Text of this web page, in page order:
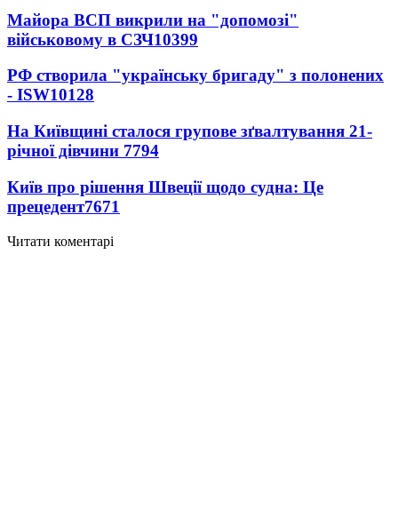
Майора ВСП викрили на "допомозі"
військовому в СЗЧ10399
РФ створила "українську бригаду" з полонених
- ISW10128
На Київщині сталося групове зґвалтування 21-
річної дівчини 7794
Київ про рішення Швеції щодо судна: Це
прецедент7671
Читати коментарі